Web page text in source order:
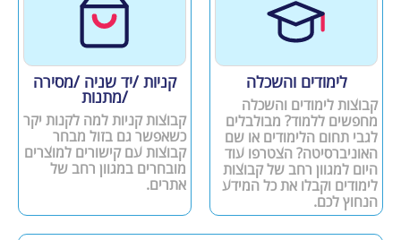
לימודים והשכלה
קבוצות לימודים והשכלה
מחפשים ללמוד? מבולבלים
לגבי תחום הלימודים או שם
האוניברסיטה? הצטרפו עוד
היום למגוון רחב של קבוצות
לימודים וקבלו את כל המידע
הנחוץ לכם.
קניות /יד שניה /מסירה
/מתנות
קבוצות קניות למה לקנות יקר
כשאפשר גם בזול מבחר
קבוצות עם קישורים למוצרים
מובחרים במגוון רחב של
אתרים.